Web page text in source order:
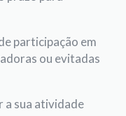
participação em
ou evitadas
a sua atividade